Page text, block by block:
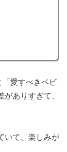
「愛すべきベビ
ありすぎて、
いて、楽しみが